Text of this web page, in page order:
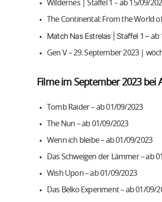
Wildernes | Staffel 1 – ab 15/09/
The Continental: From the World
Match Nas Estrelas | Staffel 1 – ab
Gen V – 29. September 2023 |
Filme im September 2023 bei
Tomb Raider – ab 01/09/2023
The Nun – ab 01/09/2023
Wenn ich bleibe – ab 01/09/2023
Das Schweigen der Lämmer – ab
Wish Upon – ab 01/09/2023
Das Belko Experiment – ab 01/09/